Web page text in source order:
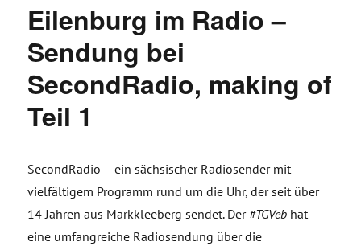
Eilenburg im Radio –
Sendung bei
SecondRadio, making of
Teil 1
SecondRadio – ein sächsischer Radiosender mit
vielfältigem Programm rund um die Uhr, der seit über
14 Jahren aus Markkleeberg sendet. Der #TGVeb hat
eine umfangreiche Radiosendung über die